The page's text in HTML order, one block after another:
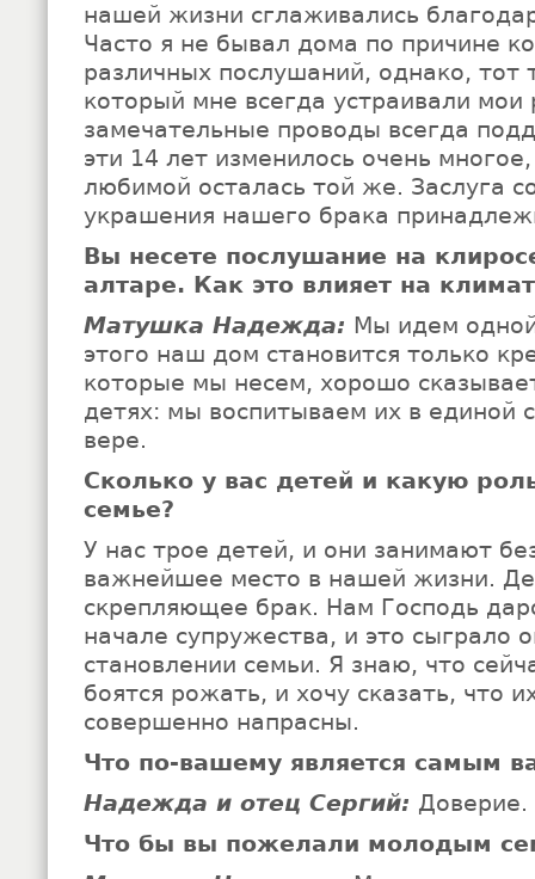
нашей жизни сглаживались
Часто я не бывал дома по причине
различных послушаний, однако, тот
который мне всегда устраивали
замечательные проводы всегда
эти 14 лет изменилось очень
любимой осталась той же. Заслуга
украшения нашего брака
Вы несете послушание на
алтаре. Как это влияет на
Матушка Надежда: Мы идем
этого наш дом становится только
которые мы несем, хорошо
детях: мы воспитываем их в единой
вере.
Сколько у вас детей и какую
семье?
У нас трое детей, и они занимают
важнейшее место в нашей жизни.
скрепляющее брак. Нам Господь
начале супружества, и это сыграло
становлении семьи. Я знаю, что
боятся рожать, и хочу сказать, что
совершенно напрасны.
Что по-вашему является самым
Надежда и отец Сергий: Доверие.
Что бы вы пожелали молодым